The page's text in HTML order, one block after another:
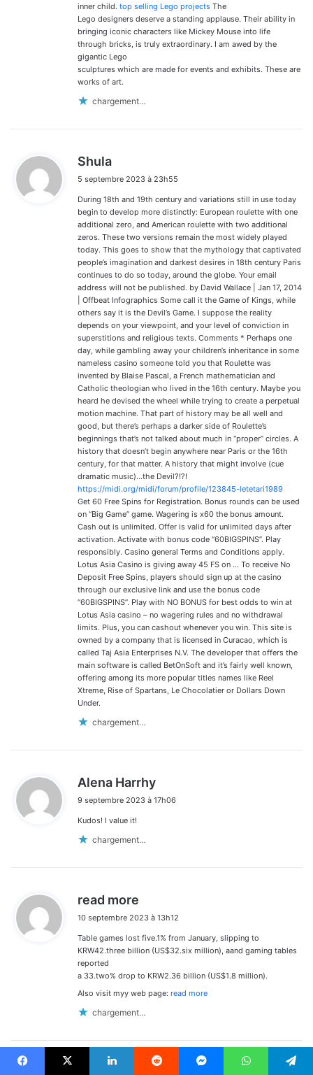
inner child. top selling Lego projects The
Lego designers deserve a standing applause. Their ability in
bringing iconic characters like Mickey Mouse into life
through bricks, is truly extraordinary. I am awed by the
gigantic Lego
sculptures which are made for events and exhibits. These are
works of art.
chargement…
Shula
t
:
5 septembre 2023 à 23h55
During 18th and 19th century and variations still in use today
begin to develop more distinctly: European roulette with one
additional zero, and American roulette with two additional
zeros. These two versions remain the most widely played
today. This goes to show that the mythology that captivated
people’s imagination and darkest desires in 18th century Paris
continues to do so today, around the globe. Your email
address will not be published. by David Wallace | Jan 17, 2014
| Offbeat Infographics Some call it the Game of Kings, while
others say it is the Devil’s Game. I suppose the reality
depends on your viewpoint, and your level of conviction in
superstitions and religious texts. Comments * Perhaps one
day, while gambling away your children’s inheritance in some
nameless casino someone told you that Roulette was
invented by Blaise Pascal, a French mathematician and
Catholic theologian who lived in the 16th century. Maybe you
heard he devised the wheel while trying to create a perpetual
motion machine. That part of history may be all well and
good, but there’s perhaps a darker side of Roulette’s
beginnings that’s not talked about much in “proper” circles. A
history that doesn’t begin anywhere near Paris or the 16th
century, for that matter. A history that might involve (cue
dramatic music)…the Devil?!?!
https://midi.org/midi/forum/profile/123845-letetari1989
Get 60 Free Spins for Registration. Bonus rounds can be used
on “Big Game” game. Wagering is x60 the bonus amount.
Cash out is unlimited. Offer is valid for unlimited days after
activation. Activate with bonus code “60BIGSPINS”. Play
responsibly. Casino general Terms and Conditions apply.
Lotus Asia Casino is giving away 45 FS on … To receive No
Deposit Free Spins, players should sign up at the casino
through our exclusive link and use the bonus code
“60BIGSPINS”. Play with NO BONUS for best odds to win at
Lotus Asia casino – no wagering rules and no withdrawal
limits. Plus, you can cashout whenever you win. This site is
owned by a company that is licensed in Curacao, which is
called Taj Asia Enterprises N.V. The developer that offers the
main software is called BetOnSoft and it’s fairly well known,
offering among its more popular titles names like Reel
Xtreme, Rise of Spartans, Le Chocolatier or Dollars Down
Under.
chargement…
Alena Harrhy
t
9 septembre 2023 à 17h06
Kudos! I value it!
chargement…
read more
t
:
10 septembre 2023 à 13h12
Table games lost five.1% from January, slipping to
KRW42.three billion (US$32.six million), aand gaming tables
reported
a 33.two% drop to KRW2.36 billion (US$1.8 million).
Also visit myy web page: read more
chargement…